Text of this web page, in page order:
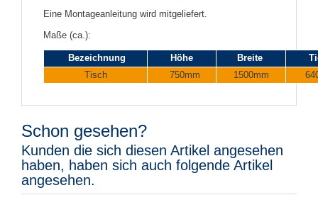
Eine Montageanleitung wird mitgeliefert.
Maße (ca.):
Bezeichnung Höhe Breite
Tisch
750mm 1500mm
Schon gesehen?
Kunden die sich diesen Artikel angesehen
haben, haben sich auch folgende Artikel
angesehen.